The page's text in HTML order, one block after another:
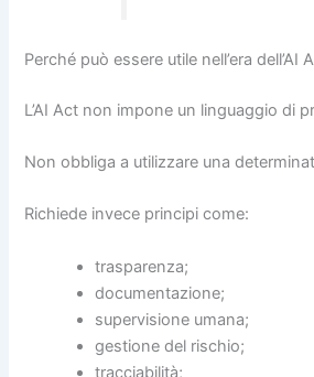
Perché può essere utile nell’era dell’AI
L’AI Act non impone un linguaggio di
Non obbliga a utilizzare una
Richiede invece principi come:
trasparenza;
documentazione;
supervisione umana;
gestione del rischio;
tracciabilità;